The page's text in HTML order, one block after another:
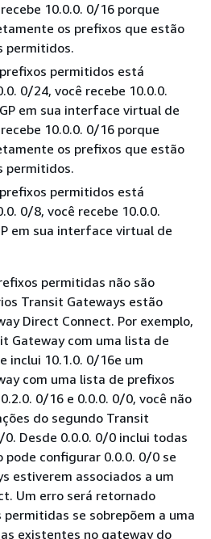
10.0.0. 0/16 porque
os prefixos que estão
permitidos.
permitidos está
0/24, você recebe 10.0.0.
em sua interface virtual de
10.0.0. 0/16 porque
os prefixos que estão
permitidos.
permitidos está
0/8, você recebe 10.0.0.
em sua interface virtual de
permitidas não são
Transit Gateways estão
Direct Connect. Por exemplo,
Gateway com uma lista de
inclui 10.1.0. 0/16e um
com uma lista de prefixos
0/16 e 0.0.0. 0/0, você não
do segundo Transit
0. Desde 0.0.0. 0/0 inclui todas
pode configurar 0.0.0. 0/0 se
estiverem associados a um
Um erro será retornado
se sobrepõem a uma
existentes no gateway do